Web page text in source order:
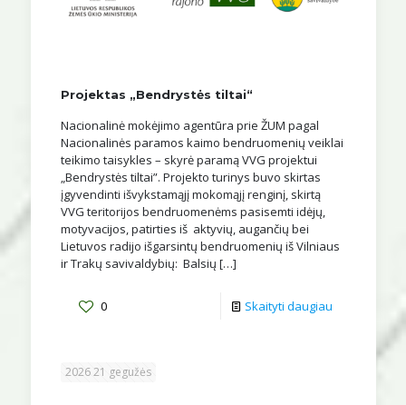
Projektas „Bendrystės tiltai“
Nacionalinė mokėjimo agentūra prie ŽUM pagal
Nacionalinės paramos kaimo bendruomenių veiklai
teikimo taisykles – skyrė paramą VVG projektui
„Bendrystės tiltai”. Projekto turinys buvo skirtas
įgyvendinti išvykstamąjį mokomąjį renginį, skirtą
VVG teritorijos bendruomenėms pasisemti idėjų,
motyvacijos, patirties iš aktyvių, augančių bei
Lietuvos radijo išgarsintų bendruomenių iš Vilniaus
ir Trakų savivaldybių: Balsių […]
0 Skaityti daugiau
2026 21 gegužės